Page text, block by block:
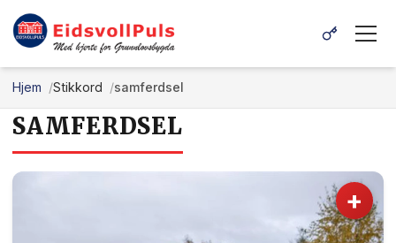
Hjem Stikkord samferdsel
SAMFERDSEL
+